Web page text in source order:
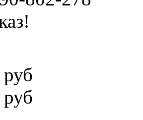
руб
руб